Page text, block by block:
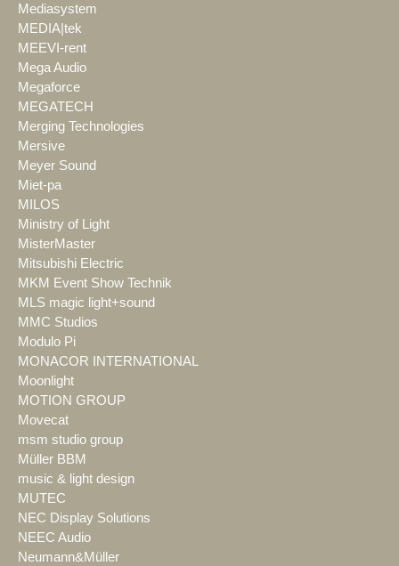
Mediasystem
MEDIA|tek
MEEVI-rent
Mega Audio
Megaforce
MEGATECH
Merging Technologies
Mersive
Meyer Sound
Miet-pa
MILOS
Ministry of Light
MisterMaster
Mitsubishi Electric
MKM Event Show Technik
MLS magic light+sound
MMC Studios
Modulo Pi
MONACOR INTERNATIONAL
Moonlight
MOTION GROUP
Movecat
msm studio group
Müller BBM
music & light design
MUTEC
NEC Display Solutions
NEEC Audio
Neumann&Müller